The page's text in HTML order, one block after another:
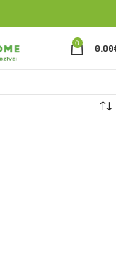
0 0.00